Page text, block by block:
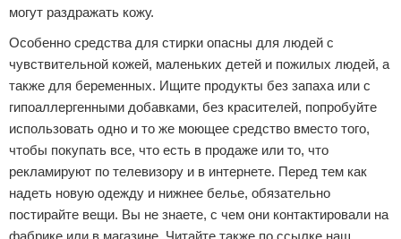
могут раздражать кожу.
Особенно средства для стирки опасны для людей с
чувствительной кожей, маленьких детей и пожилых людей, а
также для беременных. Ищите продукты без запаха или с
гипоаллергенными добавками, без красителей, попробуйте
использовать одно и то же моющее средство вместо того,
чтобы покупать все, что есть в продаже или то, что
рекламируют по телевизору и в интернете. Перед тем как
надеть новую одежду и нижнее белье, обязательно
постирайте вещи. Вы не знаете, с чем они контактировали на